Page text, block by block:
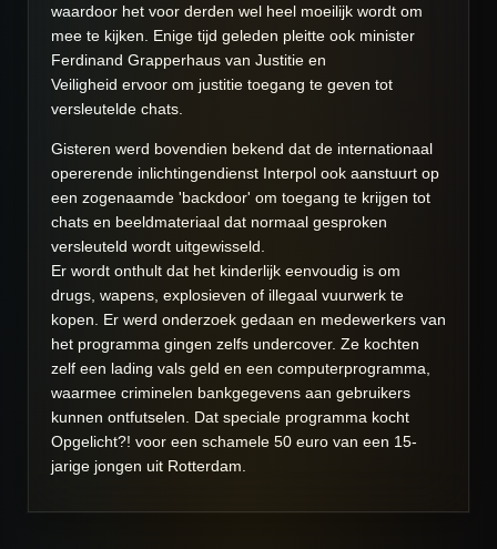
waardoor het voor derden wel heel moeilijk wordt om
mee te kijken. Enige tijd geleden pleitte ook minister
Ferdinand Grapperhaus van Justitie en
Veiligheid ervoor om justitie toegang te geven tot
versleutelde chats.
Gisteren werd bovendien bekend dat de internationaal
opererende inlichtingendienst Interpol ook aanstuurt op
een zogenaamde 'backdoor' om toegang te krijgen tot
chats en beeldmateriaal dat normaal gesproken
versleuteld wordt uitgewisseld.
Er wordt onthult dat het kinderlijk eenvoudig is om
drugs, wapens, explosieven of illegaal vuurwerk te
kopen. Er werd onderzoek gedaan en medewerkers van
het programma gingen zelfs undercover. Ze kochten
zelf een lading vals geld en een computerprogramma,
waarmee criminelen bankgegevens aan gebruikers
kunnen ontfutselen. Dat speciale programma kocht
Opgelicht?! voor een schamele 50 euro van een 15-
jarige jongen uit Rotterdam.